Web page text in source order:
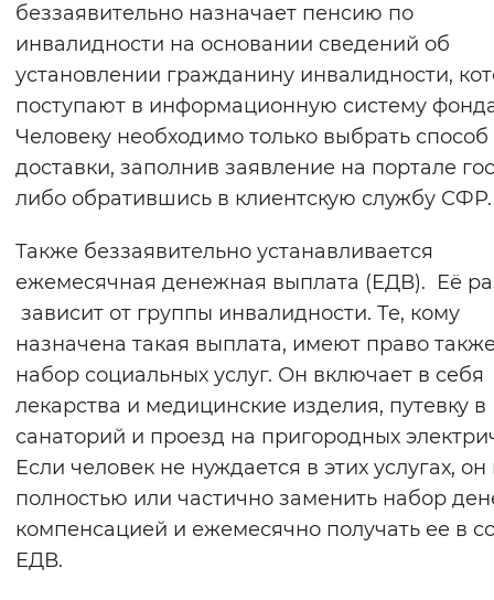
Вернуть стандартные настройки
беззаявительно назначает пенсию по
инвалидности на основании сведений об
установлении гражданину инвалидности,
поступают в информационную систему
Человеку необходимо только выбрать способ
доставки, заполнив заявление на портале
либо обратившись в клиентскую службу СФР.
Также беззаявительно устанавливается
ежемесячная денежная выплата (ЕДВ). Её
зависит от группы инвалидности. Те, кому
назначена такая выплата, имеют право
набор социальных услуг. Он включает в себя
лекарства и медицинские изделия, путевку в
санаторий и проезд на пригородных
Если человек не нуждается в этих услугах,
полностью или частично заменить набор
компенсацией и ежемесячно получать ее в
ЕДВ.